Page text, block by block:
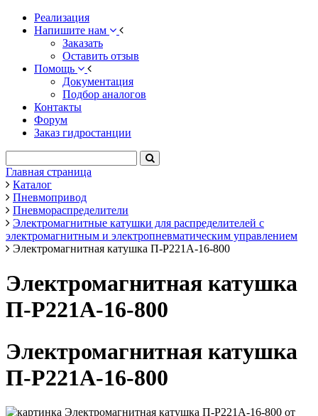
Реализация
Напишите нам
Заказать
Оставить отзыв
Помощь
Документация
Подбор аналогов
Контакты
Форум
Заказ гидростанции
Главная страница
Каталог
Пневмопривод
Пневмораспределители
Электромагнитные катушки для распределителей с
электромагнитным и электропневматическим управлением
Электромагнитная катушка П-Р221А-16-800
Электромагнитная катушка
П-Р221А-16-800
Электромагнитная катушка
П-Р221А-16-800